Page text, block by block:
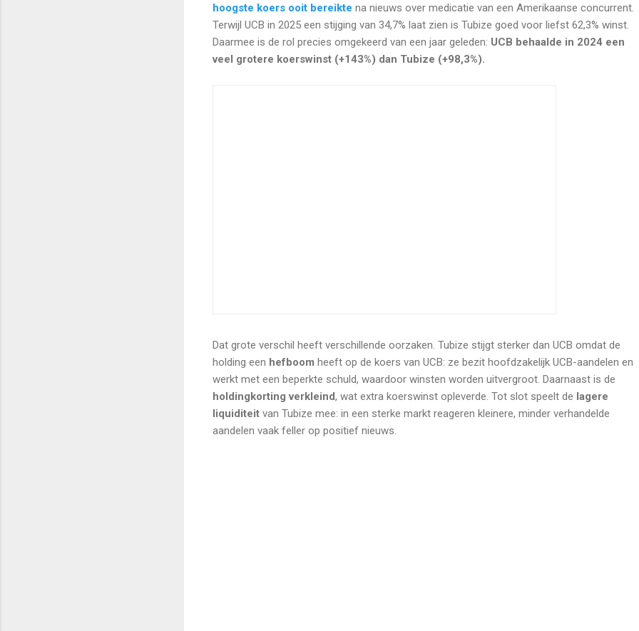
hoogste koers ooit bereikte na nieuws over medicatie van een Amerikaanse concurrent.
Terwijl UCB in 2025 een stijging van 34,7% laat zien is Tubize goed voor liefst 62,3% winst.
Daarmee is de rol precies omgekeerd van een jaar geleden: UCB behaalde in 2024 een
veel grotere koerswinst (+143%) dan Tubize (+98,3%).
Dat grote verschil heeft verschillende oorzaken. Tubize stijgt sterker dan UCB omdat de
holding een hefboom heeft op de koers van UCB: ze bezit hoofdzakelijk UCB-aandelen en
werkt met een beperkte schuld, waardoor winsten worden uitvergroot. Daarnaast is de
holdingkorting verkleind, wat extra koerswinst opleverde. Tot slot speelt de lagere
liquiditeit van Tubize mee: in een sterke markt reageren kleinere, minder verhandelde
aandelen vaak feller op positief nieuws.